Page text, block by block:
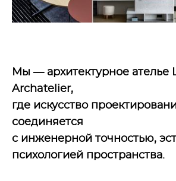
Мы — архитектурное ателье
Archatelier,
где искусство
соединяется
с инженерной точностью,
психологией пространства.